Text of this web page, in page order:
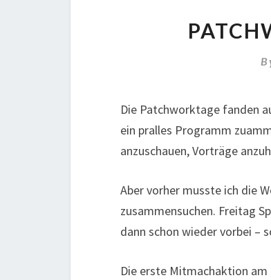
Die Patchworktage fanden
ein pralles Programm
anzuschauen, Vorträge
Aber vorher musste ich die
zusammensuchen. Freitag
dann schon wieder vorbei –
Die erste Mitmachaktion am